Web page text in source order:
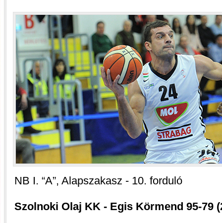
NB I. “A”, Alapszakasz - 10. forduló
Szolnoki Olaj KK - Egis Körmend 95-79